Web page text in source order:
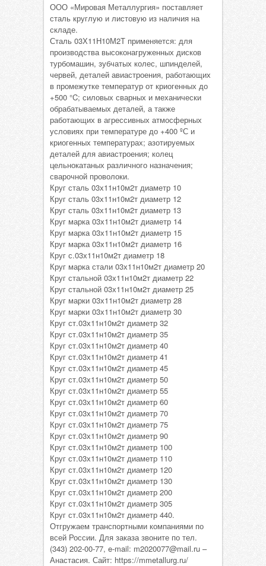
ООО «Мировая Металлургия» поставляет
сталь круглую и листовую из наличия на
складе.
Сталь 03Х11Н10М2Т применяется: для
производства высоконагруженных дисков
турбомашин, зубчатых колес, шпинделей,
червей, деталей авиастроения, работающих
в промежутке температур от криогенных до
+500 °C; силовых сварных и механически
обрабатываемых деталей, а также
работающих в агрессивных атмосферных
условиях при температуре до +400 ºС и
криогенных температурах; азотируемых
деталей для авиастроения; колец
цельнокатаных различного назначения;
сварочной проволоки.
Круг сталь 03х11н10м2т диаметр 10
Круг сталь 03х11н10м2т диаметр 12
Круг сталь 03х11н10м2т диаметр 13
Круг марка 03х11н10м2т диаметр 14
Круг марка 03х11н10м2т диаметр 15
Круг марка 03х11н10м2т диаметр 16
Круг с.03х11н10м2т диаметр 18
Круг марка стали 03х11н10м2т диаметр 20
Круг стальной 03х11н10м2т диаметр 22
Круг стальной 03х11н10м2т диаметр 25
Круг марки 03х11н10м2т диаметр 28
Круг марки 03х11н10м2т диаметр 30
Круг ст.03х11н10м2т диаметр 32
Круг ст.03х11н10м2т диаметр 35
Круг ст.03х11н10м2т диаметр 40
Круг ст.03х11н10м2т диаметр 41
Круг ст.03х11н10м2т диаметр 45
Круг ст.03х11н10м2т диаметр 50
Круг ст.03х11н10м2т диаметр 55
Круг ст.03х11н10м2т диаметр 60
Круг ст.03х11н10м2т диаметр 70
Круг ст.03х11н10м2т диаметр 75
Круг ст.03х11н10м2т диаметр 90
Круг ст.03х11н10м2т диаметр 100
Круг ст.03х11н10м2т диаметр 110
Круг ст.03х11н10м2т диаметр 120
Круг ст.03х11н10м2т диаметр 130
Круг ст.03х11н10м2т диаметр 200
Круг ст.03х11н10м2т диаметр 305
Круг ст.03х11н10м2т диаметр 440.
Отгружаем транспортными компаниями по
всей России. Для заказа звоните по тел.
(343) 202-00-77, e-mail: m2020077@mail.ru –
Анастасия. Сайт: https://mmetallurg.ru/